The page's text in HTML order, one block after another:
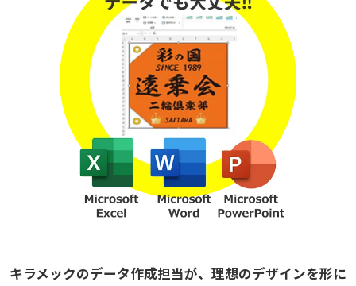
キラメックのデータ作成担当が、理想のデザインを形に